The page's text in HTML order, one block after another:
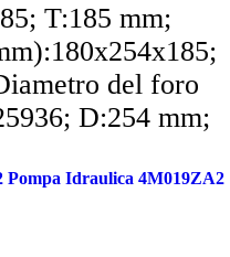
T:185 mm;
del foro
D:254 mm;
Idraulica 4M019ZA2